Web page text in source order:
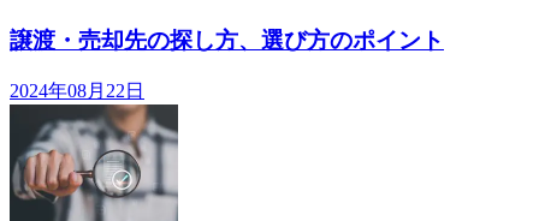
譲渡・売却先の探し方、選び方のポイント
2024年08月22日